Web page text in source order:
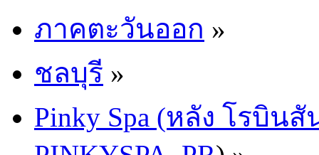
ภาคตะวันออก »
ชลบุรี »
Pinky Spa (หลัง โรบิน